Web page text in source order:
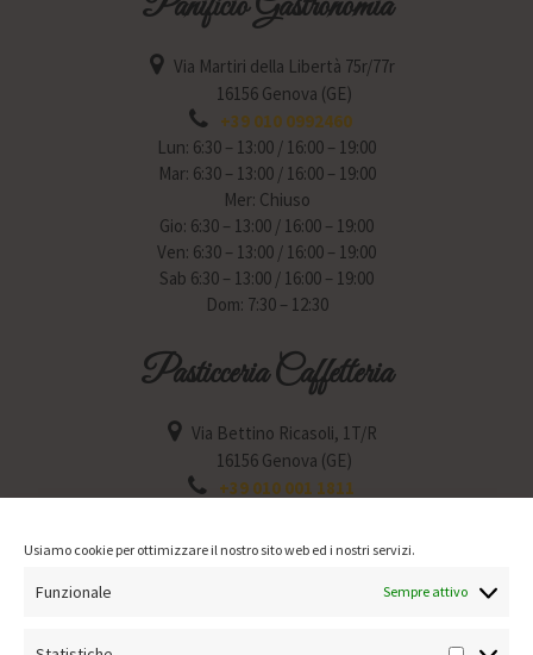
Usiamo cookie per ottimizzare il nostro sito web ed i nostri servizi.
Funzionale Sempre attivo
Via Martiri della Libertà 75r/77r
16156 Genova (GE)
+39 010 0992460
Lun: 6:30 – 13:00 / 16:00 – 19:00
Mar: 6:30 – 13:00 / 16:00 – 19:00
Mer: Chiuso
Gio: 6:30 – 13:00 / 16:00 – 19:00
Ven: 6:30 – 13:00 / 16:00 – 19:00
Sab 6:30 – 13:00 / 16:00 – 19:00
Dom: 7:30 – 12:30
Pasticceria Caffetteria
Via Bettino Ricasoli, 1T/R
16156 Genova (GE)
+39 010 001 1811
Mar: 6:30 – 12:30 / 15:30 – 19:30